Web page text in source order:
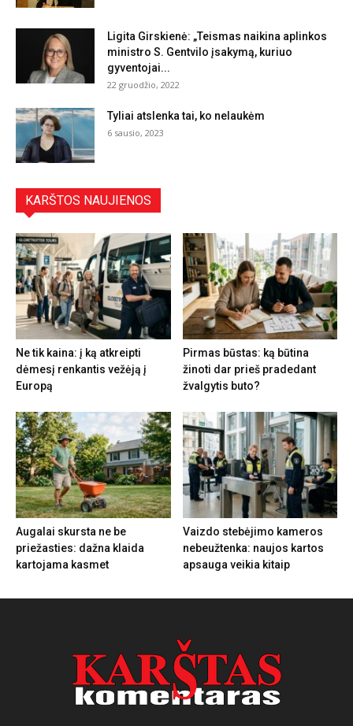
Ligita Girskienė: „Teismas naikina aplinkos
ministro S. Gentvilo įsakymą, kuriuo
gyventojai...
22 gruodžio, 2022
Tyliai atslenka tai, ko nelaukėm
6 sausio, 2023
KARŠTOS NAUJIENOS
Ne tik kaina: į ką atkreipti
dėmesį renkantis vežėją į
Europą
Pirmas būstas: ką būtina
žinoti dar prieš pradedant
žvalgytis buto?
Augalai skursta ne be
priežasties: dažna klaida
kartojama kasmet
Vaizdo stebėjimo kameros
nebeužtenka: naujos kartos
apsauga veikia kitaip